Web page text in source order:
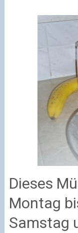
Dieses
Montag
Samstag